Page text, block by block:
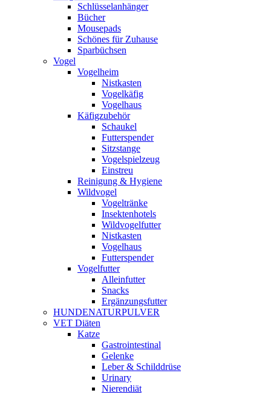
Schlüsselanhänger
Bücher
Mousepads
Schönes für Zuhause
Sparbüchsen
Vogel
Vogelheim
Nistkasten
Vogelkäfig
Vogelhaus
Käfigzubehör
Schaukel
Futterspender
Sitzstange
Vogelspielzeug
Einstreu
Reinigung & Hygiene
Wildvogel
Vogeltränke
Insektenhotels
Wildvogelfutter
Nistkasten
Vogelhaus
Futterspender
Vogelfutter
Alleinfutter
Snacks
Ergänzungsfutter
HUNDENATURPULVER
VET Diäten
Katze
Gastrointestinal
Gelenke
Leber & Schilddrüse
Urinary
Nierendiät